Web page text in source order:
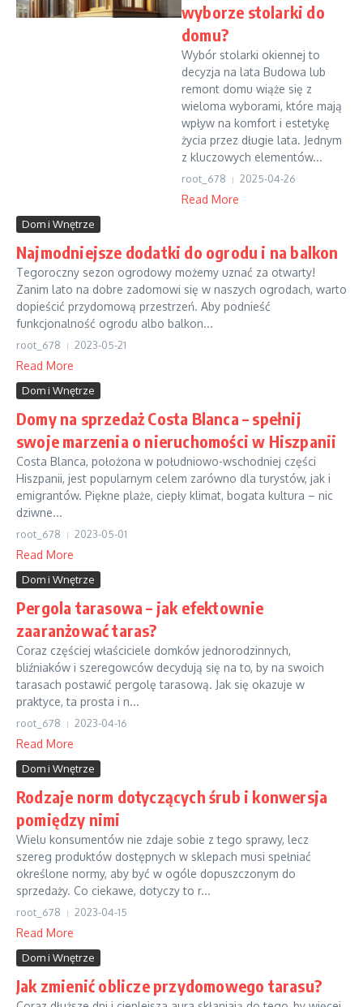
wyborze stolarki do
domu?
Wybór stolarki okiennej to
decyzja na lata Budowa lub
remont domu wiąże się z
wieloma wyborami, które mają
wpływ na komfort i estetykę
życia przez długie lata. Jednym
z kluczowych elementów...
root_678 2025-04-26
Read More
Dom i Wnętrze
Najmodniejsze dodatki do ogrodu i na balkon
Tegoroczny sezon ogrodowy możemy uznać za otwarty!
Zanim lato na dobre zadomowi się w naszych ogrodach, warto
dopieścić przydomową przestrzeń. Aby podnieść
funkcjonalność ogrodu albo balkon...
root_678 2023-05-21
Read More
Dom i Wnętrze
Domy na sprzedaż Costa Blanca – spełnij
swoje marzenia o nieruchomości w Hiszpanii
Costa Blanca, położona w południowo-wschodniej części
Hiszpanii, jest popularnym celem zarówno dla turystów, jak i
emigrantów. Piękne plaże, ciepły klimat, bogata kultura – nic
dziwne...
root_678 2023-05-01
Read More
Dom i Wnętrze
Pergola tarasowa – jak efektownie
zaaranżować taras?
Coraz częściej właściciele domków jednorodzinnych,
bliźniaków i szeregowców decydują się na to, by na swoich
tarasach postawić pergolę tarasową. Jak się okazuje w
praktyce, ta prosta i n...
root_678 2023-04-16
Read More
Dom i Wnętrze
Rodzaje norm dotyczących śrub i konwersja
pomiędzy nimi
Wielu konsumentów nie zdaje sobie z tego sprawy, lecz
szereg produktów dostępnych w sklepach musi spełniać
określone normy, aby być w ogóle dopuszczonym do
sprzedaży. Co ciekawe, dotyczy to r...
root_678 2023-04-15
Read More
Dom i Wnętrze
Jak zmienić oblicze przydomowego tarasu?